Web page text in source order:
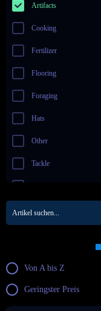
Artifacts
Cooking
Fertilizer
Flooring
Foraging
Hats
Other
Tackle
Von A bis Z
Geringster Preis